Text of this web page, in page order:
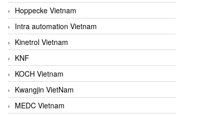
Hoppecke Vietnam
Intra automation Vietnam
Kinetrol Vietnam
KNF
KOCH Vietnam
Kwangjin VietNam
MEDC Vietnam